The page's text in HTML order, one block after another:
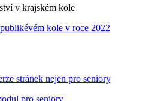
v krajském kole
kole v roce 2022
stránek nejen pro seniory